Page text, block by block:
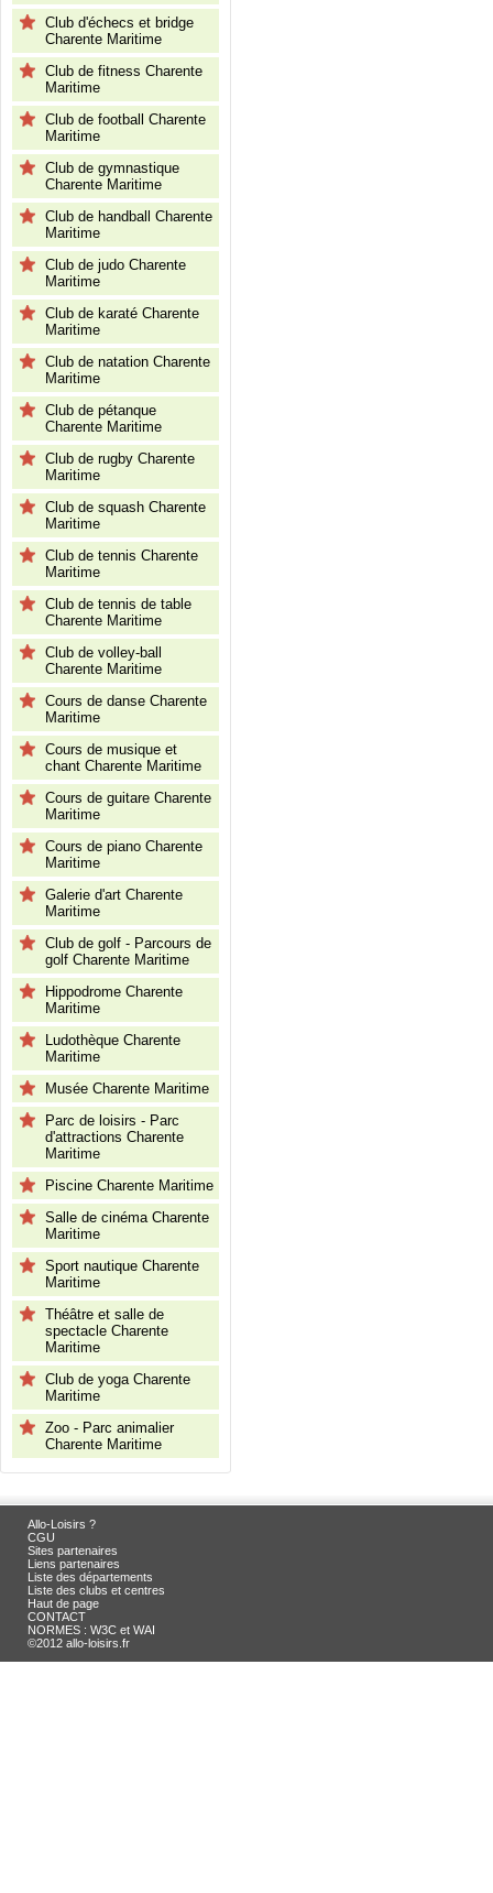
Club d'échecs et bridge
Charente Maritime
Club de fitness Charente
Maritime
Club de football Charente
Maritime
Club de gymnastique
Charente Maritime
Club de handball Charente
Maritime
Club de judo Charente
Maritime
Club de karaté Charente
Maritime
Club de natation Charente
Maritime
Club de pétanque
Charente Maritime
Club de rugby Charente
Maritime
Club de squash Charente
Maritime
Club de tennis Charente
Maritime
Club de tennis de table
Charente Maritime
Club de volley-ball
Charente Maritime
Cours de danse Charente
Maritime
Cours de musique et
chant Charente Maritime
Cours de guitare Charente
Maritime
Cours de piano Charente
Maritime
Galerie d'art Charente
Maritime
Club de golf - Parcours de
golf Charente Maritime
Hippodrome Charente
Maritime
Ludothèque Charente
Maritime
Musée Charente Maritime
Parc de loisirs - Parc
d'attractions Charente
Maritime
Piscine Charente Maritime
Salle de cinéma Charente
Maritime
Sport nautique Charente
Maritime
Théâtre et salle de
spectacle Charente
Maritime
Club de yoga Charente
Maritime
Zoo - Parc animalier
Charente Maritime
Allo-Loisirs ?
CGU
Sites partenaires
Liens partenaires
Liste des départements
Liste des clubs et centres
Haut de page
CONTACT
NORMES : W3C et WAI
©2012 allo-loisirs.fr